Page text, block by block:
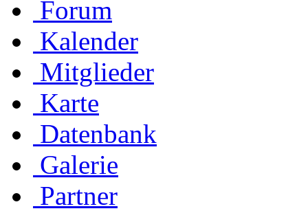
Forum
Kalender
Mitglieder
Karte
Datenbank
Galerie
Partner